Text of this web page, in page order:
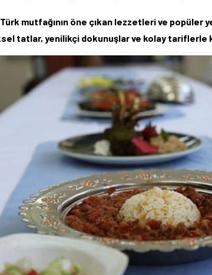
Türk mutfağının öne çıkan lezzetleri ve popüler
tatlar, yenilikçi dokunuşlar ve kolay tariflerle